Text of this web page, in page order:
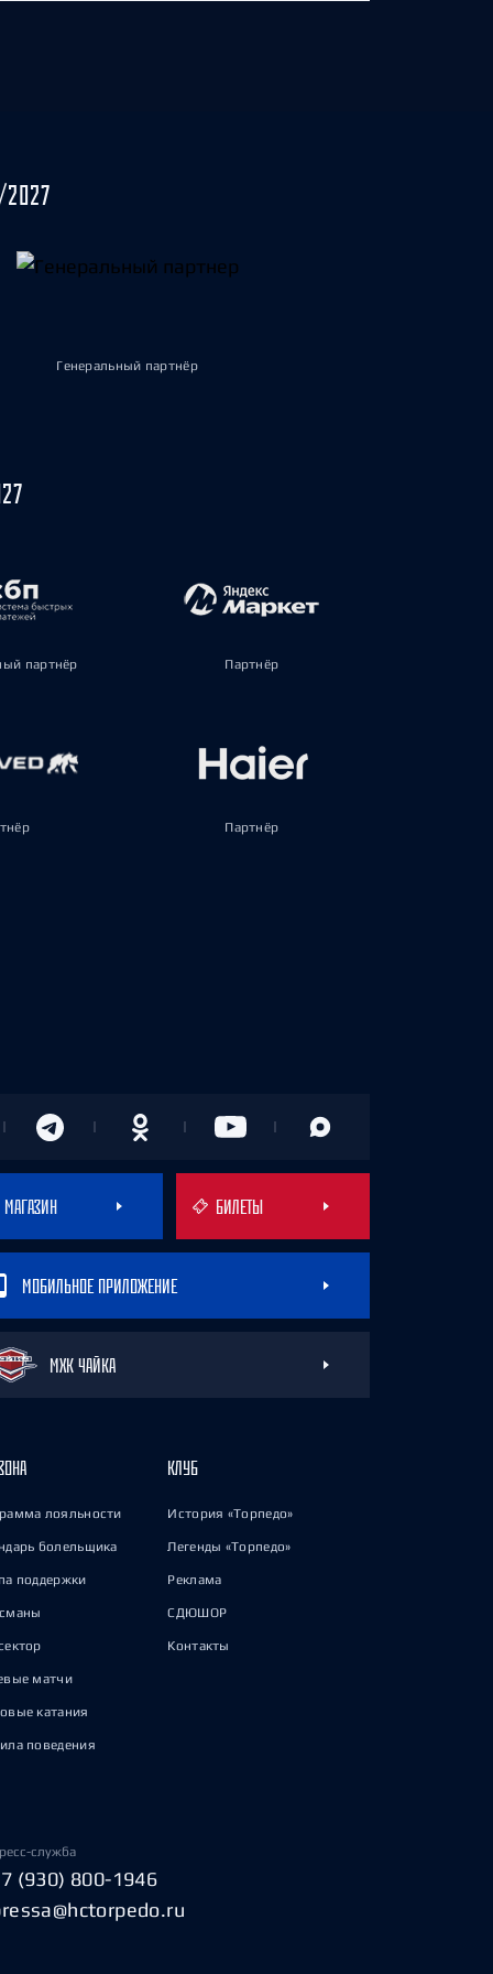
Генеральный партнёр
партнёр Партнёр
Партнёр
МАГАЗИН БИЛЕТЫ
МОБИЛЬНОЕ ПРИЛОЖЕНИЕ
МХК ЧАЙКА
лояльности
болельщика
поддержки
матчи
катания
поведения
КЛУБ
История «Торпедо»
Легенды «Торпедо»
Реклама
СДЮШОР
Контакты
служба
(930) 800-1946